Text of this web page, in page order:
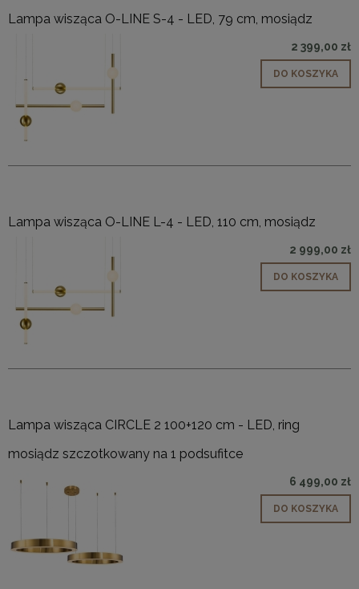
Lampa wisząca O-LINE S-4 - LED, 79 cm, mosiądz
2 399,00 zł
DO KOSZYKA
Lampa wisząca O-LINE L-4 - LED, 110 cm, mosiądz
2 999,00 zł
DO KOSZYKA
Lampa wisząca CIRCLE 2 100+120 cm - LED, ring
mosiądz szczotkowany na 1 podsufitce
6 499,00 zł
DO KOSZYKA